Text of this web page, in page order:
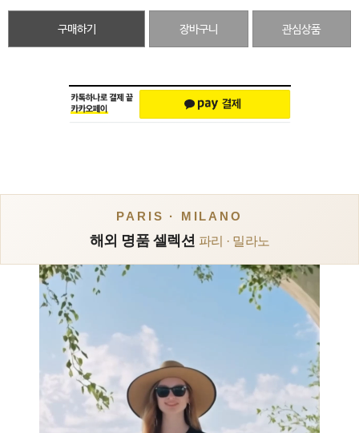
구매하기 장바구니 관심상품
PARIS · MILANO
해외 명품 셀렉션 파리 · 밀라노